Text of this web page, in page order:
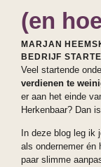
(en
MARJAN
BEDRIJF
Veel startende
verdienen te
er aan het einde
Herkenbaar? Dan
In deze blog leg ik
als ondernemer én
paar slimme